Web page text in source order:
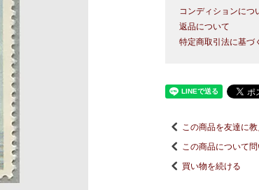
コンディションにつ
返品について
特定商取引法に基づ
この商品を友達に
この商品について
買い物を続ける